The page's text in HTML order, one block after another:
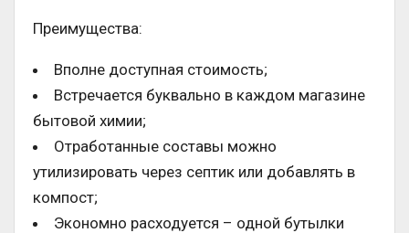
Преимущества:
Вполне доступная стоимость;
Встречается буквально в каждом магазине
бытовой химии;
Отработанные составы можно
утилизировать через септик или добавлять в
компост;
Экономно расходуется – одной бутылки